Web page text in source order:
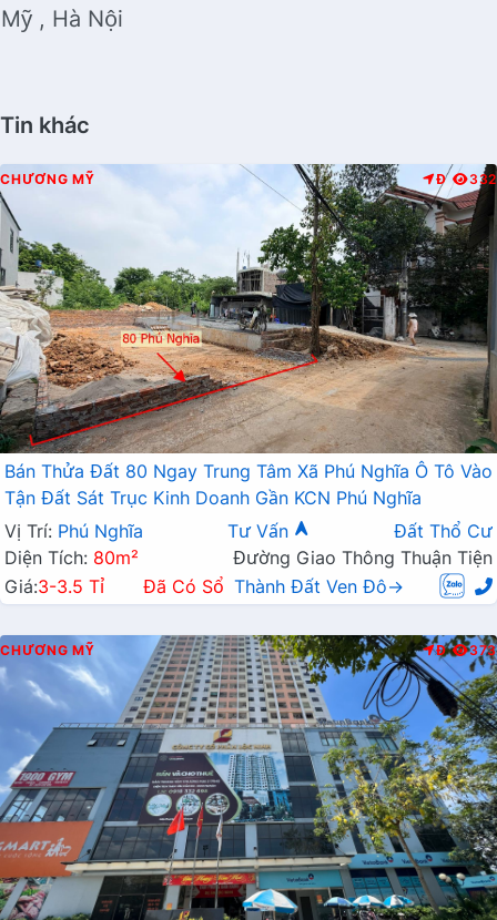
Mỹ , Hà Nội
Tin khác
CHƯƠNG MỸ Đ 332
Bán Thửa Đất 80 Ngay Trung Tâm Xã Phú Nghĩa Ô Tô Vào
Tận Đất Sát Trục Kinh Doanh Gần KCN Phú Nghĩa
Vị Trí: Phú Nghĩa Tư Vấn
Đất Thổ Cư
Diện Tích: 80m²
Đường Giao Thông Thuận Tiện
Giá:3-3.5 Tỉ Đã Có Sổ Thành Đất Ven Đô→
CHƯƠNG MỸ Đ 373